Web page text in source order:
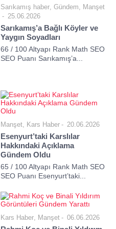
Sarıkamış haber, Gündem, Manşet
25.06.2026
Sarıkamış’a Bağlı Köyler ve
Yaygın Soyadları
66 / 100 Altyapı Rank Math SEO
SEO Puanı Sarıkamış’a...
Manşet, Kars Haber 20.06.2026
Esenyurt’taki Karslılar
Hakkındaki Açıklama
Gündem Oldu
65 / 100 Altyapı Rank Math SEO
SEO Puanı Esenyurt’taki...
Kars Haber, Manşet 06.06.2026